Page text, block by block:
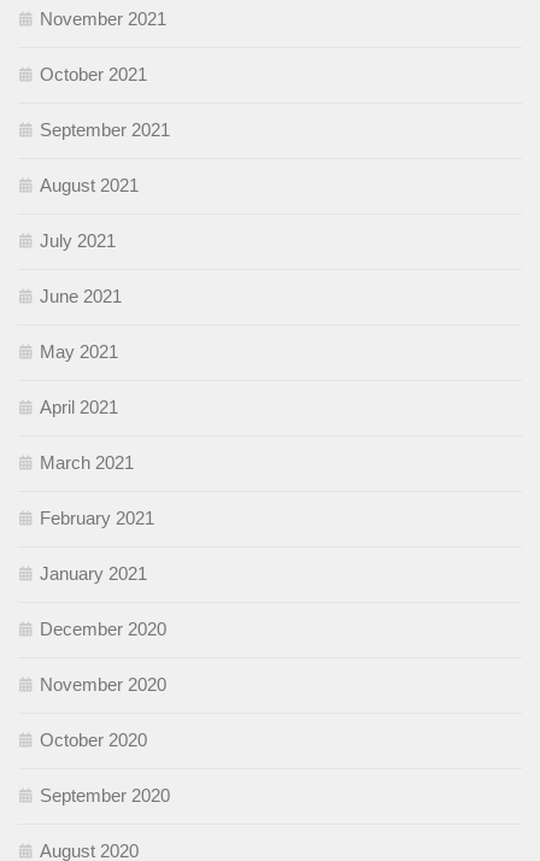
November 2021
October 2021
September 2021
August 2021
July 2021
June 2021
May 2021
April 2021
March 2021
February 2021
January 2021
December 2020
November 2020
October 2020
September 2020
August 2020